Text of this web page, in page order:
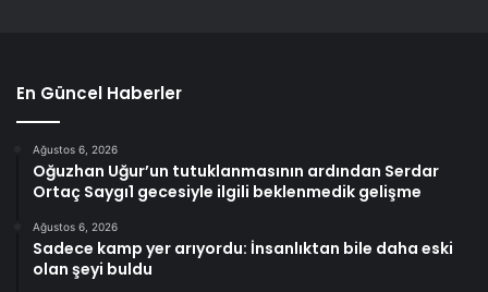
En Güncel Haberler
Ağustos 6, 2026
Oğuzhan Uğur’un tutuklanmasının ardından Serdar
Ortaç Saygı1 gecesiyle ilgili beklenmedik gelişme
Ağustos 6, 2026
Sadece kamp yer arıyordu: İnsanlıktan bile daha eski
olan şeyi buldu